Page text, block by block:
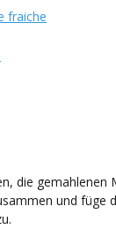
fraiche
die gemahlenen
und füge